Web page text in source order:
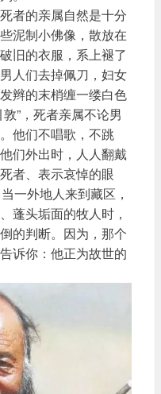
的亲属自然是十分
泥制小佛像，散放在
旧的衣服，系上褪了
人们去掉佩刀，妇女
辫的末梢缠一缕白色
”，死者亲属不论男
他们不唱歌，不跳
们外出时，人人翻戴
者、表示哀悼的眼
一外地人来到藏区，
蓬头垢面的牧人时，
的判断。因为，那个
诉你：他正为故世的